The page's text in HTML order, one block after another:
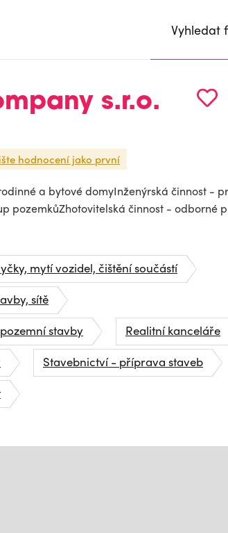
Vyhledat
s.r.o.
hodnocení jako první
a bytové domyInženýrská činnost -
pozemkůZhotovitelská činnost - odborné
mytí vozidel, čištění součástí
sítě
stavby
Realitní kanceláře
Stavebnictví - příprava staveb